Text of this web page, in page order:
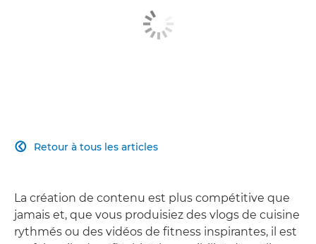
Retour à tous les articles

La création de contenu est plus compétitive que
jamais et, que vous produisiez des vlogs de cuisine
rythmés ou des vidéos de fitness inspirantes, il est